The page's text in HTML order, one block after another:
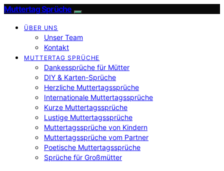
Muttertag Sprüche
ÜBER UNS
Unser Team
Kontakt
MUTTERTAG SPRÜCHE
Dankessprüche für Mütter
DIY & Karten-Sprüche
Herzliche Muttertagssprüche
Internationale Muttertagssprüche
Kurze Muttertagssprüche
Lustige Muttertagssprüche
Muttertagssprüche von Kindern
Muttertagssprüche vom Partner
Poetische Muttertagssprüche
Sprüche für Großmütter